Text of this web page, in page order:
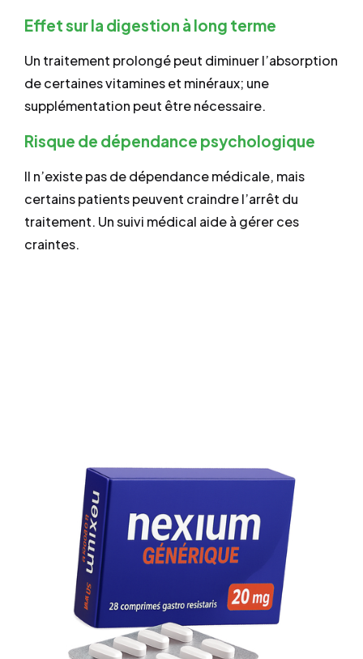
Effet sur la digestion à long terme
Un traitement prolongé peut diminuer l’absorption
de certaines vitamines et minéraux; une
supplémentation peut être nécessaire.
Risque de dépendance psychologique
Il n’existe pas de dépendance médicale, mais
certains patients peuvent craindre l’arrêt du
traitement. Un suivi médical aide à gérer ces
craintes.